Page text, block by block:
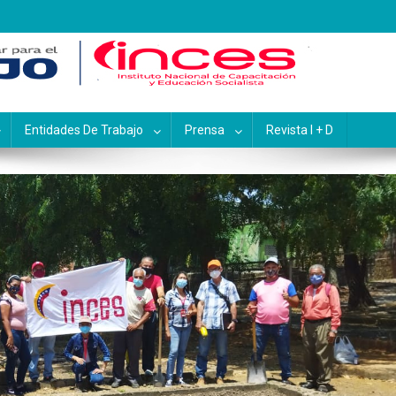
y Educación
Entidades De Trabajo Prensa Revista I + D